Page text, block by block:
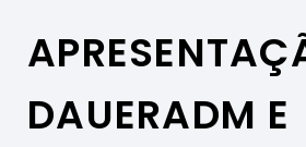
DAUERADM E